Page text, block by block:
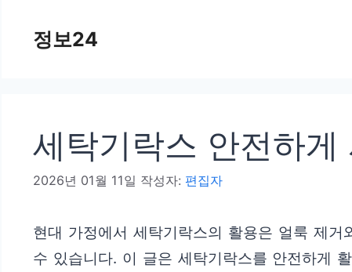
정보24
세탁기락스 안전하게
2026년 01월 11일 작성자: 편집자
현대 가정에서 세탁기락스의 활용은 얼룩 제
수 있습니다. 이 글은 세탁기락스를 안전하게